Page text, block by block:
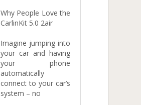
Why People Love the
CarlinKit 5.0 2air
Imagine jumping into
your car and having
your phone
automatically
connect to your car’s
system – no